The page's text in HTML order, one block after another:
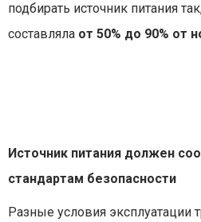
подбирать источник питания
составляла от 50% до 90% от
Источник питания должен
стандартам безопасности
Разные условия эксплуатации